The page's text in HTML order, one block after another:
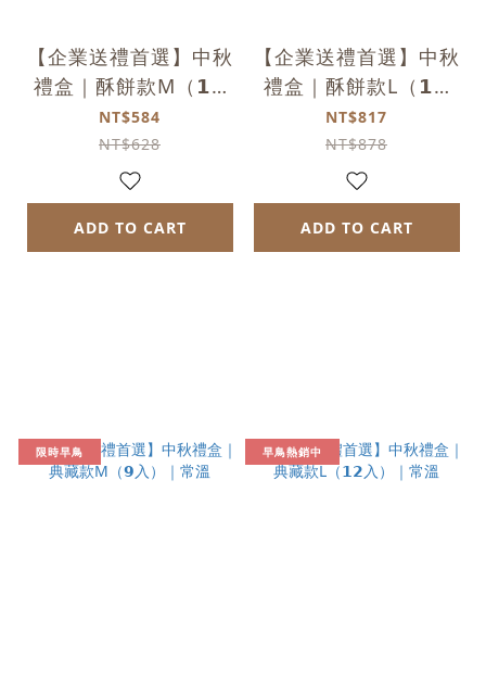
【企業送禮首選】中秋
禮盒｜酥餅款M（𝟭𝟬
入）｜常溫
NT$584
NT$628
ADD TO CART
【企業送禮首選】中秋
禮盒｜酥餅款L（𝟭𝟰
入）｜常溫
NT$817
NT$878
ADD TO CART
限時早鳥 早鳥熱銷中